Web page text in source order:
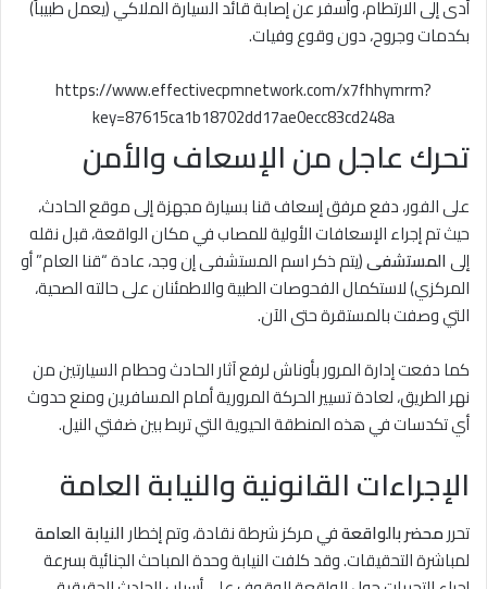
أدى إلى الارتطام، وأسفر عن إصابة قائد السيارة الملاكي (يعمل طبيباً)
بكدمات وجروح، دون وقوع وفيات.
https://www.effectivecpmnetwork.com/x7fhhymrm?
key=87615ca1b18702dd17ae0ecc83cd248a
تحرك عاجل من الإسعاف والأمن
على الفور، دفع مرفق إسعاف قنا بسيارة مجهزة إلى موقع الحادث،
حيث تم إجراء الإسعافات الأولية للمصاب في مكان الواقعة، قبل نقله
إلىالمستشفى(يتم ذكر اسم المستشفى إن وجد، عادة “قنا العام” أو
المركزي) لاستكمال الفحوصات الطبية والاطمئنان على حالته الصحية،
التي وصفت بالمستقرة حتى الآن.
كما دفعت إدارة المرور بأوناش لرفع آثار الحادث وحطام السيارتين من
نهر الطريق، لعادة تسيير الحركة المرورية أمام المسافرين ومنع حدوث
أي تكدسات في هذه المنطقة الحيوية التي تربط بين ضفتي النيل.
الإجراءات القانونية والنيابة العامة
تحررمحضر بالواقعةفي مركز شرطة نقادة، وتم إخطارالنيابة العامة
لمباشرة التحقيقات. وقد كلفت النيابة وحدة المباحث الجنائية بسرعة